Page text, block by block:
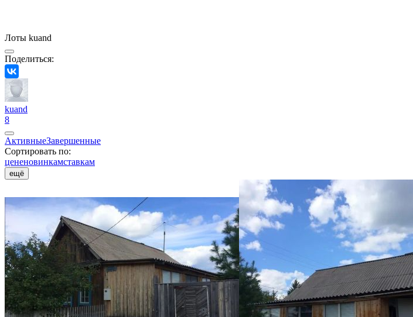
Лоты kuand
Поделиться:
kuand
8
АктивныеЗавершенные
Сортировать по:
цененовинкамставкам
ещё